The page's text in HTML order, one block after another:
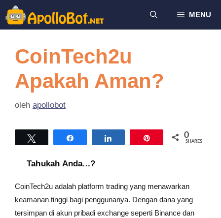
Langsung
ke
isi
MENU
CoinTech2u
Apakah Aman?
oleh apollobot
0
SHARES
Tahukah Anda...?
CoinTech2u adalah platform trading yang menawarkan
keamanan tinggi bagi penggunanya. Dengan dana yang
tersimpan di akun pribadi exchange seperti Binance dan